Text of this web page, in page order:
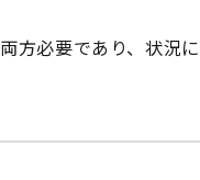
方必要であり、状況